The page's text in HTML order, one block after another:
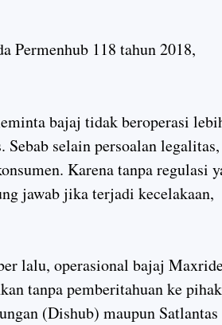
Permenhub 118 tahun 2018,
bajaj tidak beroperasi
Sebab selain persoalan
Karena tanpa regulasi
jawab jika terjadi kecelakaan,
lalu, operasional bajaj
tanpa pemberitahuan ke pihak
(Dishub) maupun Satlantas